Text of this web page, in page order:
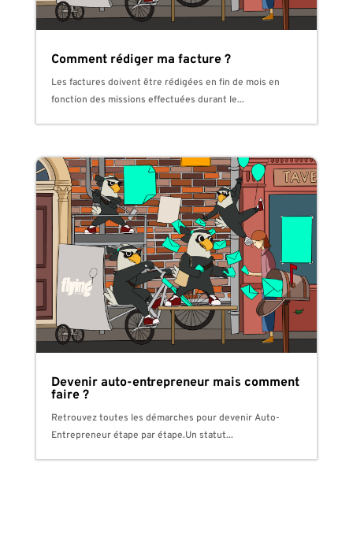
Comment rédiger ma facture ?
Les factures doivent être rédigées en fin de mois en
fonction des missions effectuées durant le...
Devenir auto-entrepreneur mais comment
faire ?
Retrouvez toutes les démarches pour devenir Auto-
Entrepreneur étape par étape.Un statut...